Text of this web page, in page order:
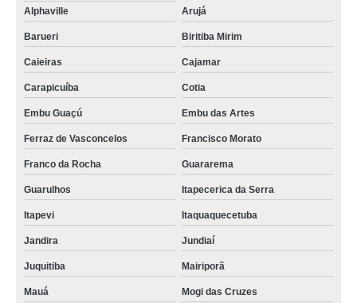
Alphaville
Arujá
Barueri Biritiba Mirim
Caieiras Cajamar
Carapicuíba Cotia
Embu Guaçú Embu das Artes
Ferraz de Vasconcelos Francisco Morato
Franco da Rocha Guararema
Guarulhos Itapecerica da Serra
Itapevi Itaquaquecetuba
Jandira Jundiaí
Juquitiba Mairiporã
Mauá Mogi das Cruzes